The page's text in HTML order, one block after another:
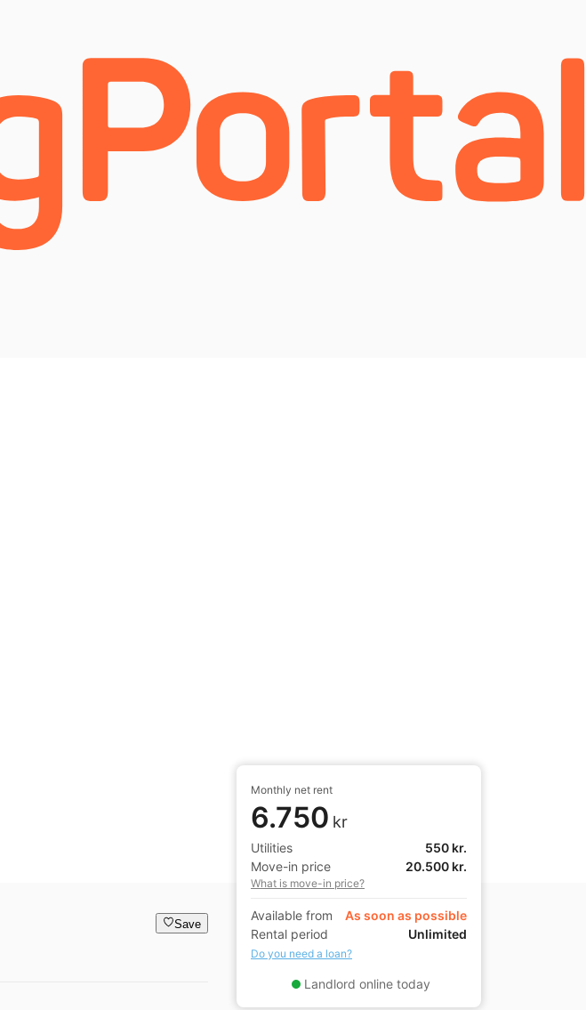
Save
Monthly net rent
6.750 kr
Utilities
550 kr.
Move-in price
20.500 kr.
What is move-in price?
Available from
As soon as possible
Rental period
Unlimited
Do you need a loan?
Landlord online today